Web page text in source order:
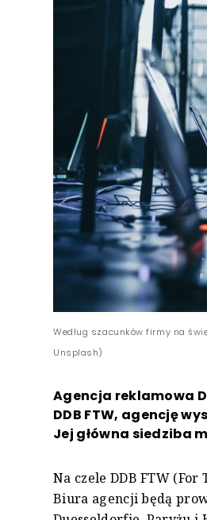
Według szacunków firmy na
Unsplash)
Agencja reklamowa
DDB FTW, agencję
Jej główna siedziba
Na czele DDB FTW
Biura agencji będą